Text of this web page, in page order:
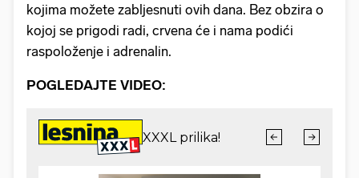
kojima možete zabljesnuti ovih dana. Bez obzira o
kojoj se prigodi radi, crvena će i nama podići
raspoloženje i adrenalin.
POGLEDAJTE VIDEO: